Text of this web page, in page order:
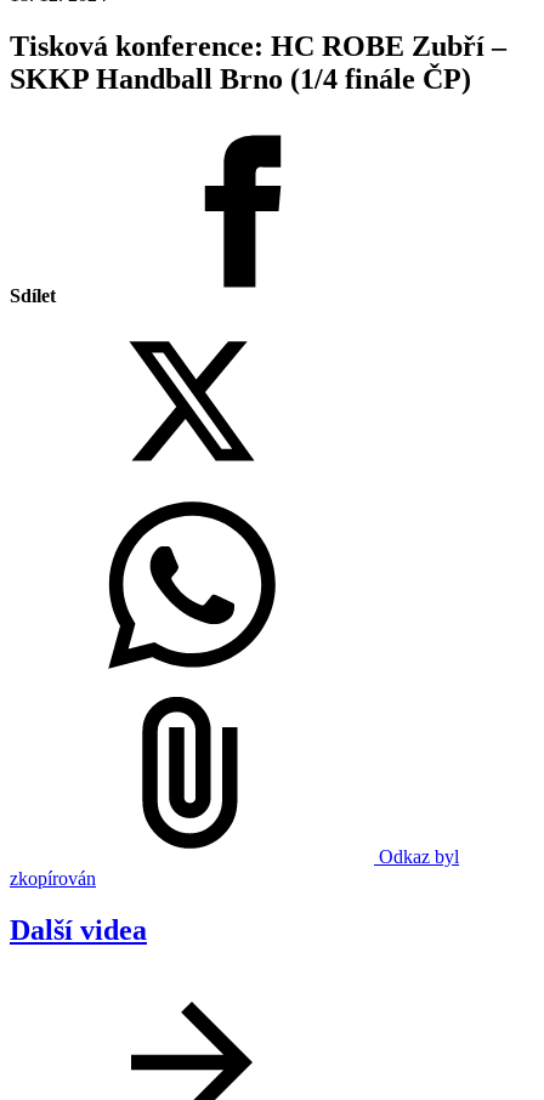
Tisková konference: HC ROBE Zubří –
SKKP Handball Brno (1/4 finále ČP)
Sdílet
Odkaz byl
zkopírován
Další videa